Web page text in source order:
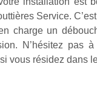
Service.
charge un
N’hésitez pas
vous résidez dans